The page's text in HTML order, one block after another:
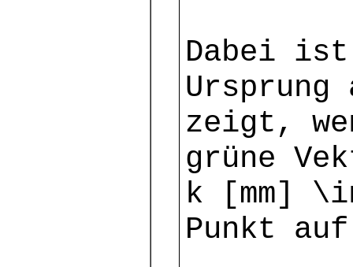
Dabei
zeigt,
grüne
k [mm]
Punkt